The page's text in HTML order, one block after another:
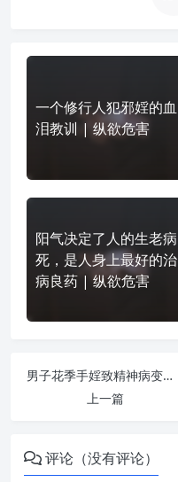
一个修行人犯邪婬的血
泪教训 | 纵欲危害
阳气决定了人的生老病
死，是人身上最好的治
病良药 | 纵欲危害
男子花季手婬致精神病变：脑力撸掉了！你的人生就完蛋了 | 纵欲危害
上一篇
评论（没有评论）